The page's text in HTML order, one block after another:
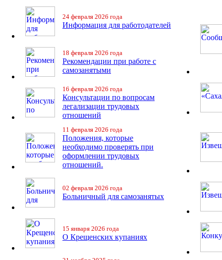
24 февраля 2026 года
Информация для работодателей
18 февраля 2026 года
Рекомендации при работе с
самозанятыми
16 февраля 2026 года
Консультации по вопросам
легализации трудовых
отношений
11 февраля 2026 года
Положения, которые
необходимо проверять при
оформлении трудовых
отношений.
02 февраля 2026 года
Больничный для самозанятых
15 января 2026 года
О Крещенских купаниях